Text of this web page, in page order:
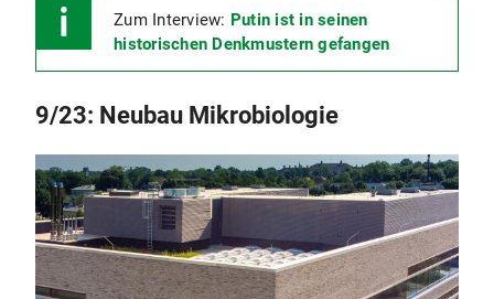
Zum Interview: Putin ist in seinen
historischen Denkmustern gefangen
9/23: Neubau Mikrobiologie